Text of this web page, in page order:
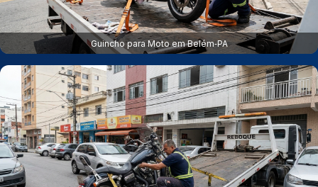
Guincho para Moto em Belém‑PA